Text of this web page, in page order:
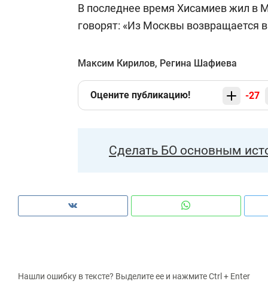
В последнее время Хисамиев жил в
говорят: «Из Москвы возвращается
Максим Кирилов, Регина Шафиева
Оцените публикацию! -27
Сделать БО основным
Нашли ошибку в тексте? Выделите ее и нажмите Ctrl + Enter